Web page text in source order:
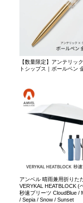
【数量限定】アンテリッ
トシップス｜ボールペン
アンベル 晴雨兼用折りた
VERYKAL HEATBLOCK (
秒速プリーツ CloudBlue /
/ Sepia / Snow / Sunset